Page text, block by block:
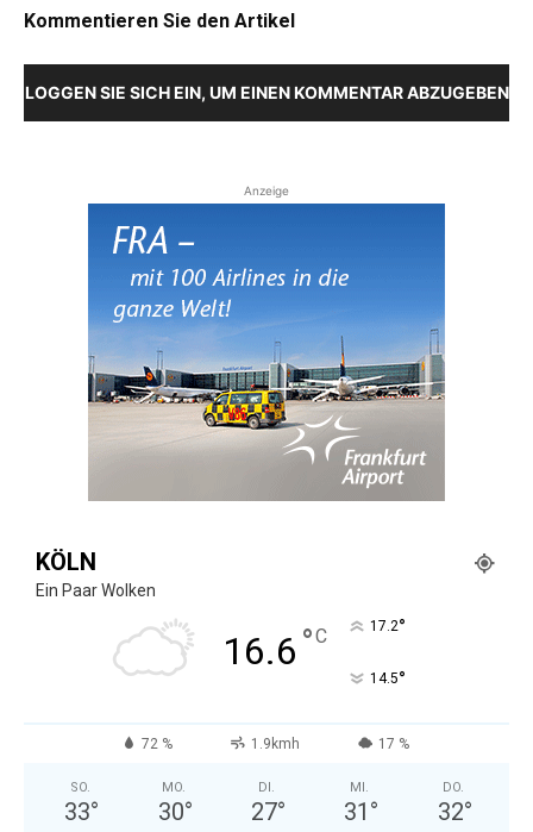
Kommentieren Sie den Artikel
LOGGEN SIE SICH EIN, UM EINEN KOMMENTAR ABZUGEBEN
Anzeige
KÖLN
Ein Paar Wolken
16.6 °C 17.2°
14.5°
72 % 1.9kmh 17 %
SO.
33°
MO.
30°
DI.
27°
MI.
31 °
DO.
32°